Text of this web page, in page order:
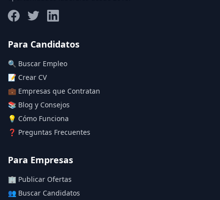
Deja vacío para "sin límite"
Aplicar filtros
Para Candidatos
🔍 Buscar Empleo
📝 Crear CV
💼 Empresas que Contratan
📚 Blog y Consejos
💡 Cómo Funciona
❓ Preguntas Frecuentes
Para Empresas
🏢 Publicar Ofertas
👥 Buscar Candidatos